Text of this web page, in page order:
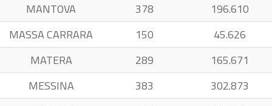
MANTOVA
378
196.610
MASSA CARRARA
150
45.626
MATERA
289
165.671
MESSINA
383
302.873